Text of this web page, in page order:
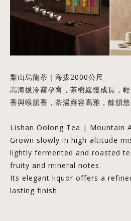
梨山烏龍茶｜海拔2000公尺
高海拔冷霧孕育，茶樹緩慢成長，
香與喉韻香，茶湯雍容高雅，餘韻
Lishan Oolong Tea | Mountain
Grown slowly in high-altitude
lightly fermented and roasted
fruity and mineral notes.
Its elegant liquor offers a
lasting finish.